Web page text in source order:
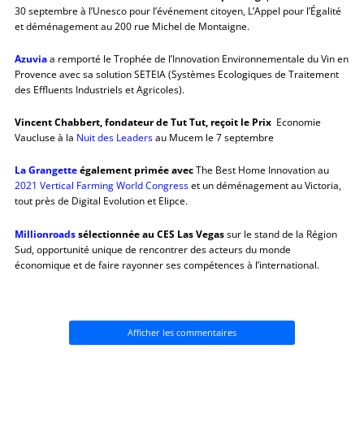
30 septembre à l’Unesco pour l’événement citoyen, L’Appel pour l’Égalité
et déménagement au 200 rue Michel de Montaigne.
Azuviaa remporté le Trophée de l’Innovation Environnementale du Vin en
Provence avec sa solution SETEIA (Systèmes Ecologiques de Traitement
des Effluents Industriels et Agricoles).
Vincent Chabbert, fondateur de Tut Tut, reçoit le Prix Economie
Vaucluse à la Nuit des Leadersau Mucem le 7 septembre
La Grangetteégalement primée avecThe Best Home Innovation au
2021 Vertical Farming World Congresset un déménagement au Victoria,
tout près de Digital Evolution et Elipce.
Millionroadssélectionnée au CES Las Vegassur le stand de la Région
Sud, opportunité unique de rencontrer des acteurs du monde
économique et de faire rayonner ses compétences à l’international.
Afficher les commentaires